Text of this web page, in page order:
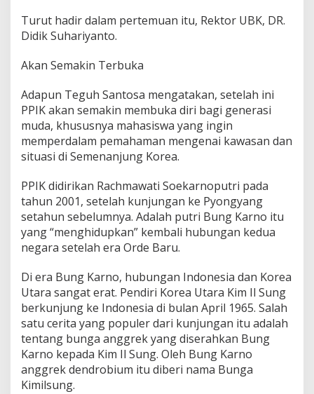
Turut hadir dalam pertemuan itu, Rektor UBK, DR.
Didik Suhariyanto.
Akan Semakin Terbuka
Adapun Teguh Santosa mengatakan, setelah ini
PPIK akan semakin membuka diri bagi generasi
muda, khususnya mahasiswa yang ingin
memperdalam pemahaman mengenai kawasan dan
situasi di Semenanjung Korea.
PPIK didirikan Rachmawati Soekarnoputri pada
tahun 2001, setelah kunjungan ke Pyongyang
setahun sebelumnya. Adalah putri Bung Karno itu
yang “menghidupkan” kembali hubungan kedua
negara setelah era Orde Baru.
Di era Bung Karno, hubungan Indonesia dan Korea
Utara sangat erat. Pendiri Korea Utara Kim Il Sung
berkunjung ke Indonesia di bulan April 1965. Salah
satu cerita yang populer dari kunjungan itu adalah
tentang bunga anggrek yang diserahkan Bung
Karno kepada Kim Il Sung. Oleh Bung Karno
anggrek dendrobium itu diberi nama Bunga
Kimilsung.